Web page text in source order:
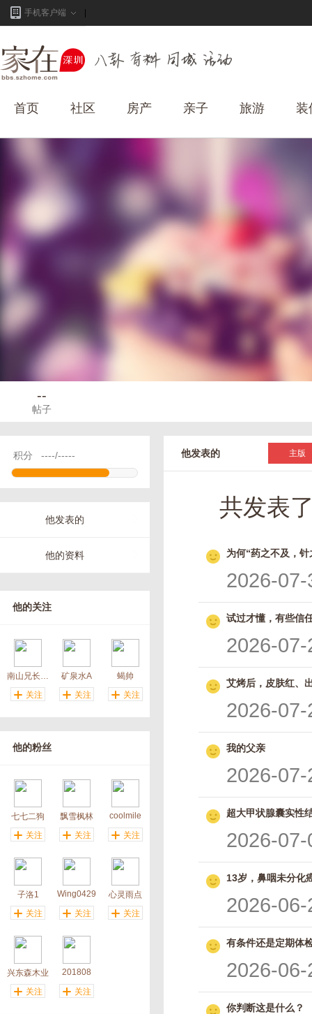
手机客户端
首页 社区 房产 亲子 旅游 装
--
帖子
积分 ----/-----
他发表的
他的资料
他的关注
南山兄长03
关注
矿泉水A
关注
蝎帅
关注
他的粉丝
七七二狗
关注
飘雪枫林
关注
coolmile
关注
子洛1
关注
Wing0429
关注
心灵雨点
关注
兴东森木业
关注
201808
关注
他发表的 主版
共发表
为何“药之不及，
2026-
试过才懂，有些信
2026-
艾烤后，皮肤红、
2026-
我的父亲
2026-
超大甲状腺囊实性
2026-
13岁，鼻咽未分化
2026-
有条件还是定期体
2026-
你判断这是什么？